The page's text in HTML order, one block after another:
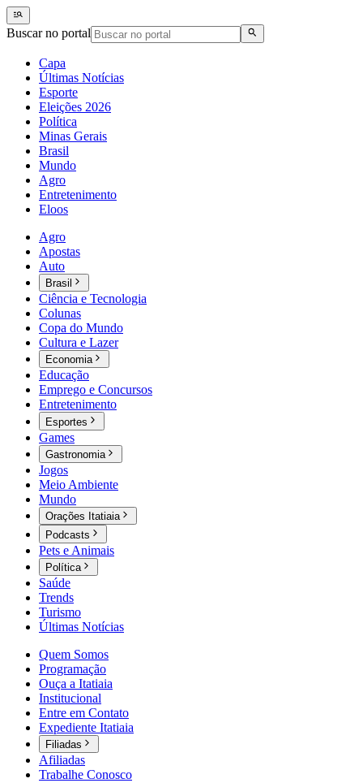
Buscar no portal
Capa
Últimas Notícias
Esporte
Eleições 2026
Política
Minas Gerais
Brasil
Mundo
Agro
Entretenimento
Eloos
Agro
Apostas
Auto
Brasil
Ciência e Tecnologia
Colunas
Copa do Mundo
Cultura e Lazer
Economia
Educação
Emprego e Concursos
Entretenimento
Esportes
Games
Gastronomia
Jogos
Meio Ambiente
Mundo
Orações Itatiaia
Podcasts
Pets e Animais
Política
Saúde
Trends
Turismo
Últimas Notícias
Quem Somos
Programação
Ouça a Itatiaia
Institucional
Entre em Contato
Expediente Itatiaia
Filiadas
Afiliadas
Trabalhe Conosco